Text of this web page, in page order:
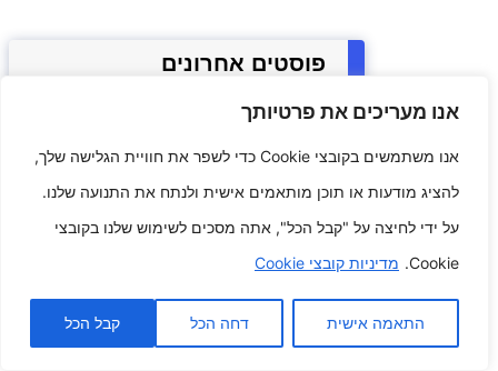
אנו מעריכים את פרטיותך
אנו משתמשים בקובצי Cookie כדי לשפר את חוויית הגלישה שלך,
להציג מודעות או תוכן מותאמים אישית ולנתח את התנועה שלנו.
על ידי לחיצה על "קבל הכל", אתה מסכים לשימוש שלנו בקובצי
Cookie. מדיניות קובצי Cookie
התאמה אישית דחה הכל קבל הכל
פוסטים אחרונים
ואמיצים כדי לטוב יותר את המראה
האינדיבידואלי שלך לערבב
המתקרב
לתוך המדע מאחורי המזונות שאנו
אוכלים וכיצד הם משפיעים על